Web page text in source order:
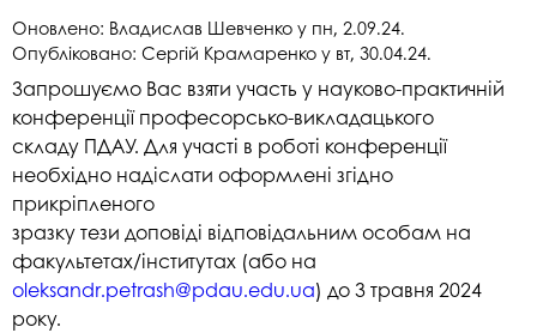
Оновлено: Владислав Шевченко у пн, 2.09.24.
Опубліковано: Сергій Крамаренко у вт, 30.04.24.
Запрошуємо Вас взяти участь у науково-практичній
конференції професорсько-викладацького
складу ПДАУ. Для участі в роботі конференції
необхідно надіслати оформлені згідно
прикріпленого
зразку тези доповіді відповідальним особам на
факультетах/інститутах (або на
oleksandr.petrash@pdau.edu.ua) до 3 травня 2024
року.